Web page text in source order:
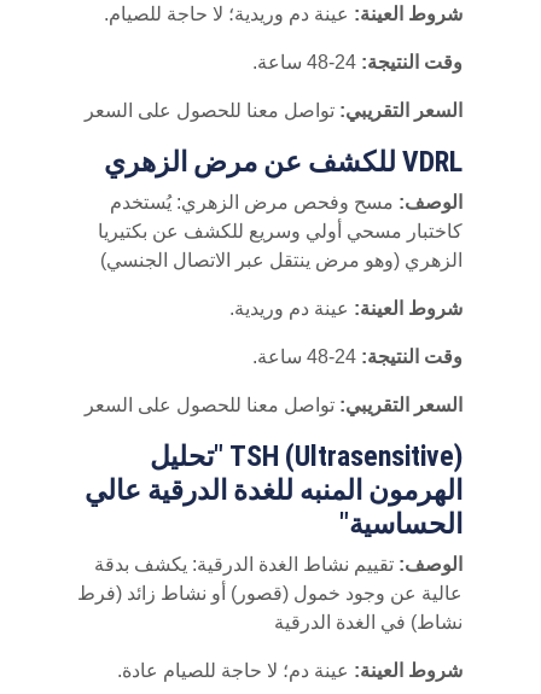
شروط العينة: عينة دم وريدية؛ لا حاجة للصيام.
وقت النتيجة:
السعر التقريبي: تواصل معنا للحصول على السعر
VDRL للكشف عن مرض الزهري
الوصف: مسح وفحص مرض الزهري: يُستخدم
كاختبار مسحي أولي وسريع للكشف عن بكتيريا
الزهري (وهو مرض ينتقل عبر الاتصال الجنسي)
شروط العينة: عينة دم وريدية.
وقت النتيجة:
السعر التقريبي: تواصل معنا للحصول على السعر
TSH (Ultrasensitive) "تحليل
الهرمون المنبه للغدة الدرقية عالي
الحساسية"
الوصف: تقييم نشاط الغدة الدرقية: يكشف بدقة
عالية عن وجود خمول (قصور) أو نشاط زائد (فرط
نشاط) في الغدة الدرقية
شروط العينة: عينة دم؛ لا حاجة للصيام عادة.